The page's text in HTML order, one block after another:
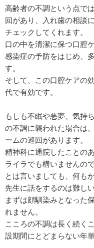
高齢者の不調という点で
回があり、入れ歯の相談
チェックしてくれます。
口の中を清潔に保つ口腔
感染症の予防をはじめ、
す。
そして、この口腔ケアの
代で有効です。
もしも不眠や悪夢、気持
の不調に襲われた場合は
ームの巡回があります。
精神科に通院したことの
ライラでも構いませんの
とは言いましても、何も
先生に話をするのは難しい
まずは顔馴染みとなった
れません。
こころの不調は長く続く
設期間にとどまらない年